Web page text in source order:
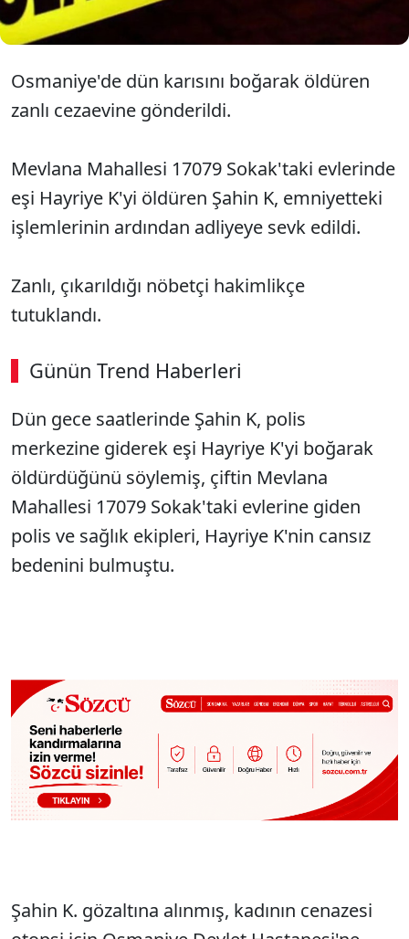
Osmaniye'de dün karısını boğarak öldüren
zanlı cezaevine gönderildi.
Mevlana Mahallesi 17079 Sokak'taki evlerinde
eşi Hayriye K'yi öldüren Şahin K, emniyetteki
işlemlerinin ardından adliyeye sevk edildi.
Zanlı, çıkarıldığı nöbetçi hakimlikçe
tutuklandı.
Günün Trend Haberleri
SÖZCÜ SON DAKİKA
Dün gece saatlerinde Şahin K, polis
merkezine giderek eşi Hayriye K'yi boğarak
öldürdüğünü söylemiş, çiftin Mevlana
Mahallesi 17079 Sokak'taki evlerine giden
polis ve sağlık ekipleri, Hayriye K'nin cansız
bedenini bulmuştu.
Şahin K. gözaltına alınmış, kadının cenazesi